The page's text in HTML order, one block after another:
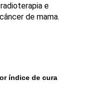
e
de mama.
índice de cura